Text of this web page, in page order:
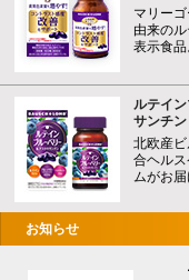
マリー
由来の
表示食品
ルテイ
サンチン
北欧産
合ヘル
ムがお
お知らせ